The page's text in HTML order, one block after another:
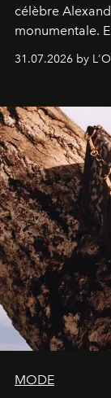
célèbre
monumentale.
américain
sculpture.
31.07.2026 by
MODE